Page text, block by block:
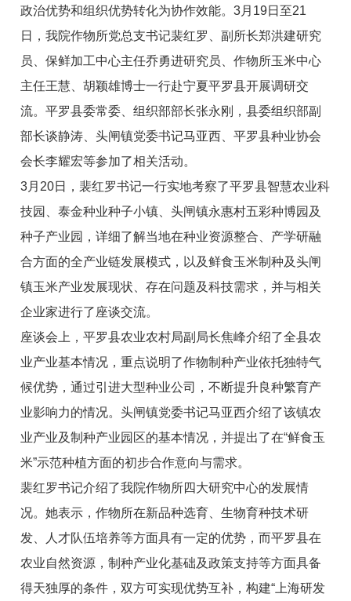
政治优势和组织优势转化为协作效能。3月19日至21
日，我院作物所党总支书记裴红罗、副所长郑洪建研究
员、保鲜加工中心主任乔勇进研究员、作物所玉米中心
主任王慧、胡颖雄博士一行赴宁夏平罗县开展调研交
流。平罗县委常委、组织部部长张永刚，县委组织部副
部长谈静涛、头闸镇党委书记马亚西、平罗县种业协会
会长李耀宏等参加了相关活动。
3月20日，裴红罗书记一行实地考察了平罗县智慧农业科
技园、泰金种业种子小镇、头闸镇永惠村五彩种博园及
种子产业园，详细了解当地在种业资源整合、产学研融
合方面的全产业链发展模式，以及鲜食玉米制种及头闸
镇玉米产业发展现状、存在问题及科技需求，并与相关
企业家进行了座谈交流。
座谈会上，平罗县农业农村局副局长焦峰介绍了全县农
业产业基本情况，重点说明了作物制种产业依托独特气
候优势，通过引进大型种业公司，不断提升良种繁育产
业影响力的情况。头闸镇党委书记马亚西介绍了该镇农
业产业及制种产业园区的基本情况，并提出了在“鲜食玉
米”示范种植方面的初步合作意向与需求。
裴红罗书记介绍了我院作物所四大研究中心的发展情
况。她表示，作物所在新品种选育、生物育种技术研
发、人才队伍培养等方面具有一定的优势，而平罗县在
农业自然资源，制种产业化基础及政策支持等方面具备
得天独厚的条件，双方可实现优势互补，构建“上海研发